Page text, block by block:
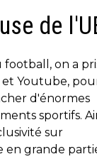
de
on a
et Youtube,
d'énormes
sportifs.
sur
en grande